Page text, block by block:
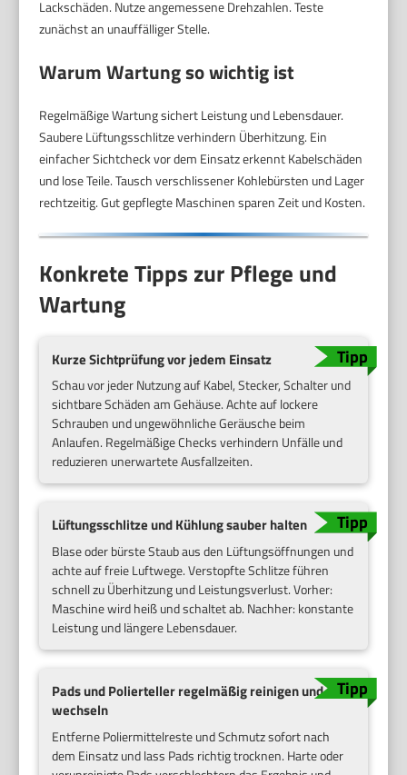
Lackschäden. Nutze angemessene Drehzahlen. Teste
zunächst an unauffälliger Stelle.
Warum Wartung so wichtig ist
Regelmäßige Wartung sichert Leistung und Lebensdauer.
Saubere Lüftungsschlitze verhindern Überhitzung. Ein
einfacher Sichtcheck vor dem Einsatz erkennt Kabelschäden
und lose Teile. Tausch verschlissener Kohlebürsten und Lager
rechtzeitig. Gut gepflegte Maschinen sparen Zeit und Kosten.
Konkrete Tipps zur Pflege und
Wartung
Kurze Sichtprüfung vor jedem Einsatz
Schau vor jeder Nutzung auf Kabel, Stecker, Schalter und
sichtbare Schäden am Gehäuse. Achte auf lockere
Schrauben und ungewöhnliche Geräusche beim
Anlaufen. Regelmäßige Checks verhindern Unfälle und
reduzieren unerwartete Ausfallzeiten.
Lüftungsschlitze und Kühlung sauber halten
Blase oder bürste Staub aus den Lüftungsöffnungen und
achte auf freie Luftwege. Verstopfte Schlitze führen
schnell zu Überhitzung und Leistungsverlust. Vorher:
Maschine wird heiß und schaltet ab. Nachher: konstante
Leistung und längere Lebensdauer.
Pads und Polierteller regelmäßig reinigen und
wechseln
Entferne Poliermittelreste und Schmutz sofort nach
dem Einsatz und lass Pads richtig trocknen. Harte oder